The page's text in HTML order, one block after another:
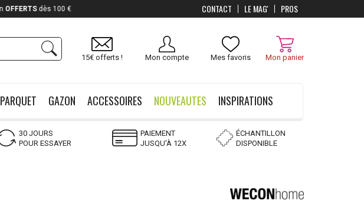
Mon panier
Mes favoris
Mon compte
15€ offerts !
PARQUET GAZON ACCESSOIRES NOUVEAUTES INSPIRATIONS
30 JOURS
POUR ESSAYER
PAIEMENT
JUSQU'À 12X
ÉCHANTILLON
DISPONIBLE
PROS
LE MAG'
CONTACT
OFFERTSdès 100 €